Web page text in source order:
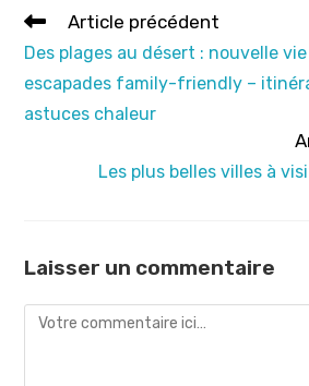
Read
articles
Article précédent
Des plages au désert : nouvelle
escapades family-friendly –
astuces chaleur
Les plus belles villes à
Laisser un commentaire
Comment